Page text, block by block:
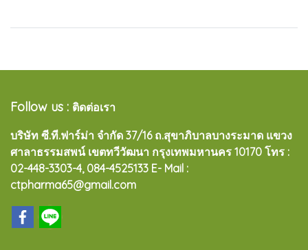
Follow us : ติดต่อเรา
บริษัท ซี.ที.ฟาร์ม่า จำกัด 37/16 ถ.สุขาภิบาลบางระมาด แขวง
ศาลาธรรมสพน์ เขตทวีวัฒนา กรุงเทพมหานคร 10170 โทร :
02-448-3303-4, 084-4525133 E- Mail :
ctpharma65@gmail.com